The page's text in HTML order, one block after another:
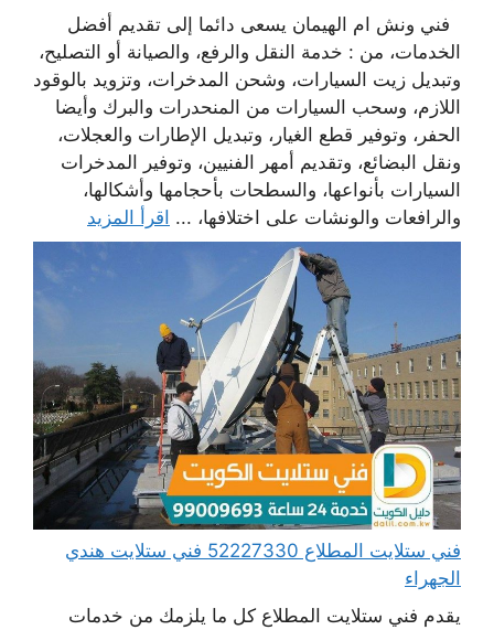
فني ونش ام الهيمان يسعى دائما إلى تقديم أفضل
الخدمات، من : خدمة النقل والرفع، والصيانة أو التصليح،
وتبديل زيت السيارات، وشحن المدخرات، وتزويد بالوقود
اللازم، وسحب السيارات من المنحدرات والبرك وأيضا
الحفر، وتوفير قطع الغيار، وتبديل الإطارات والعجلات،
ونقل البضائع، وتقديم أمهر الفنيين، وتوفير المدخرات
السيارات بأنواعها، والسطحات بأحجامها وأشكالها،
والرافعات والونشات على اختلافها، ... اقرأ المزيد
فني ستلايت المطلاع 52227330 فني ستلايت هندي
الجهراء
يقدم فني ستلايت المطلاع كل ما يلزمك من خدمات